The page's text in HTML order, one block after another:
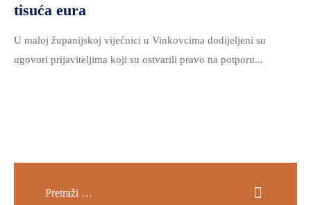
tisuća eura
U maloj županijskoj vijećnici u Vinkovcima dodijeljeni su
ugovori prijaviteljima koji su ostvarili pravo na potporu...